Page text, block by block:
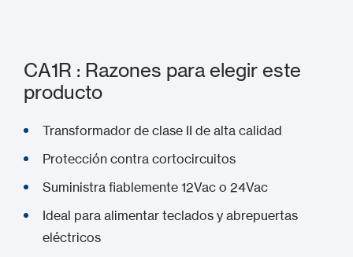
CA1R : Razones para elegir este
producto
Transformador de clase II de alta calidad
Protección contra cortocircuitos
Suministra fiablemente 12Vac o 24Vac
Ideal para alimentar teclados y abrepuertas
eléctricos